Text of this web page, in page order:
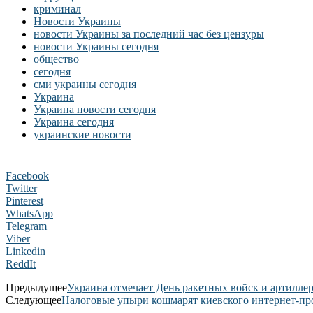
криминал
Новости Украины
новости Украины за последний час без цензуры
новости Украины сегодня
общество
сегодня
сми украины сегодня
Украина
Украина новости сегодня
Украина сегодня
украинские новости
Facebook
Twitter
Pinterest
WhatsApp
Telegram
Viber
Linkedin
ReddIt
ПредыдущееУкраина отмечает День ракетных войск и
СледующееНалоговые упыри кошмарят киевского интернет-